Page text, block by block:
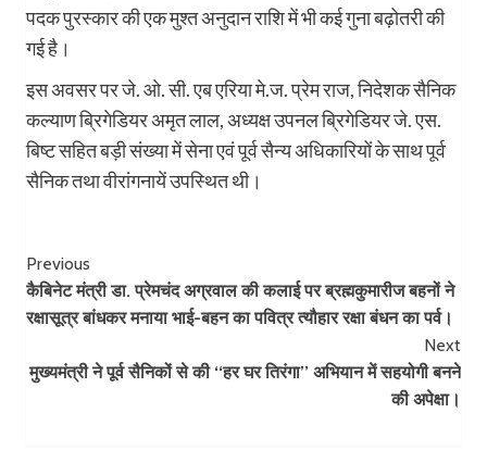
पदक पुरस्कार की एक मुश्त अनुदान राशि में भी कई गुना बढ़ोतरी की
गई है।
इस अवसर पर जे. ओ. सी. एब एरिया मे.ज. प्रेम राज, निदेशक सैनिक
कल्याण ब्रिगेडियर अमृत लाल, अध्यक्ष उपनल ब्रिगेडियर जे. एस.
बिष्ट सहित बड़ी संख्या में सेना एवं पूर्व सैन्य अधिकारियों के साथ पूर्व
सैनिक तथा वीरांगनायें उपस्थित थी।
Post
Navigation
Previous
कैबिनेट मंत्री डा. प्रेमचंद अग्रवाल की कलाई पर ब्रह्मकुमारीज बहनों ने
रक्षासूत्र बांधकर मनाया भाई-बहन का पवित्र त्यौहार रक्षा बंधन का पर्व।
Next
मुख्यमंत्री ने पूर्व सैनिकों से की ‘‘हर घर तिरंगा’’ अभियान में सहयोगी बनने
की अपेक्षा।